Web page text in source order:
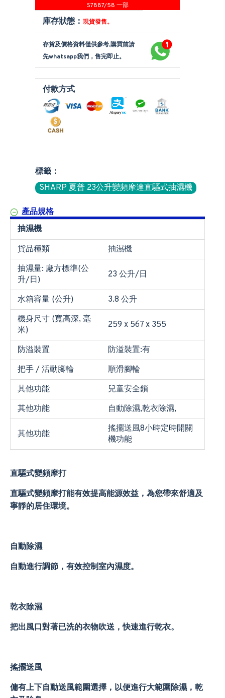
S7887/58 一部
庫存狀態： 現貨發售。
存貨及價格資料僅供參考,購買前請
先whatsapp我們，售完即止。
付款方式
標籤：
SHARP 夏普 23公升變頻摩達直驅式抽濕機
產品規格
抽濕機
貨品種類
抽濕機
抽濕量: 廠方標準(公
升/日)
23 公升/日
水箱容量 (公升)
3.8 公升
機身尺寸 (寬高深, 毫
米)
259 x 567 x 355
防溢裝置
防溢裝置:有
把手 / 活動腳輪
順滑​腳輪
其他功能
兒童安全鎖
其他功能
自動除濕,乾衣除濕,
其他功能
搖擺送風8小時定時開關
機功能
直驅式變頻摩打
直驅式變頻摩打能有效提高能源效益，為您帶來舒適及
寧靜的居住環境。
自動除濕
自動進行調節，有效控制室內濕度。
乾衣除濕
把出風口對著已洗的衣物吹送，快速進行乾衣。
搖擺送風
傭有上下自動送風範圍選擇，以便進行大範圍除濕，乾